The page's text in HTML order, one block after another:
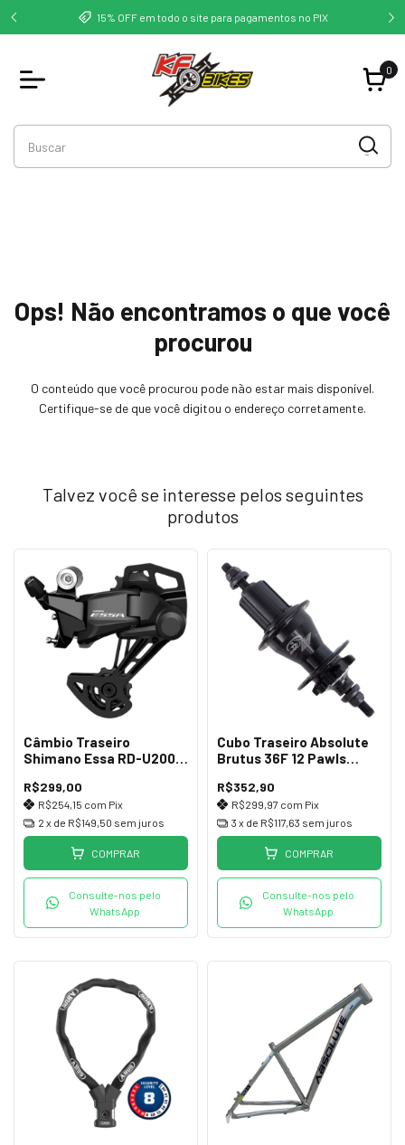
- 15% OFF em todo o site para pagamentos no PIX
0
Ops! Não encontramos o que você
procurou
O conteúdo que você procurou pode não estar mais disponível.
Certifique-se de que você digitou o endereço corretamente.
Talvez você se interesse pelos seguintes
produtos
Câmbio Traseiro
Shimano Essa RD-U2000
R$299,00
R$254,15 com Pix
2 x de R$149,50 sem juros
COMPRAR
Consulte-nos pelo
WhatsApp
Cubo Traseiro Absolute
Brutus 36F 12 Pawls
R$352,90
R$299,97 com Pix
3 x de R$117,63 sem juros
COMPRAR
Consulte-nos pelo
WhatsApp